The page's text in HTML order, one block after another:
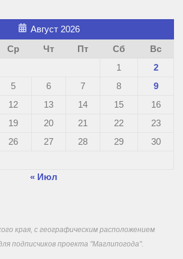
Август 2026
Ср Чт Пт Сб
Вс
1
2
5 6 7 8
9
12 13 14 15
16
19 20 21 22
23
26 27 28 29
30
« Июл
края, с географическим расположением
подписчиков проекта "Маглипогода".